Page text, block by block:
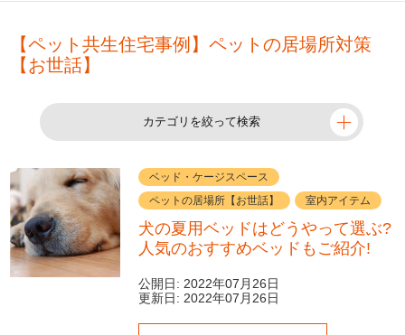
【ペット共生住宅事例】ペットの居場所対策
【お世話】
カテゴリを絞って検索
ベッド・ケージスペース
ペットの居場所【お世話】
室内アイテム
犬の夏用ベッドはどうやって選ぶ?
人気のおすすめベッドもご紹介!
公開日: 2022年07月26日
更新日: 2022年07月26日